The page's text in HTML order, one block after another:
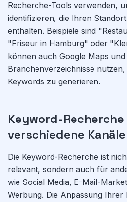
Recherche-Tools verwenden,
identifizieren, die Ihren
enthalten. Beispiele sind
"Friseur in Hamburg" oder
können auch Google Maps und
Branchenverzeichnisse
Keywords zu generieren.
Keyword-
verschiedene Kanäle
Die Keyword-Recherche ist
relevant, sondern auch für
wie Social Media, E-Mail-
Werbung. Die Anpassung Ihrer